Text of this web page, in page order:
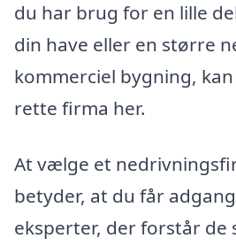
du har brug for en lille
din have eller en større
kommerciel bygning,
rette firma her.
At vælge et
betyder, at du får
eksperter, der forstår de